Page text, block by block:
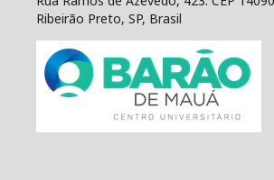
Ribeirão Preto, SP, Brasil